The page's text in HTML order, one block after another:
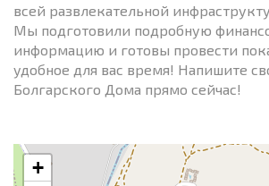
всей развлекательной
Мы подготовили подробную
информацию и готовы провести
удобное для вас время! Напишите
Болгарского Дома прямо сейчас!
+